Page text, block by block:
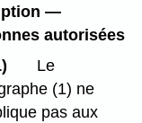
—
autorisées
Le
(1) ne
pas aux